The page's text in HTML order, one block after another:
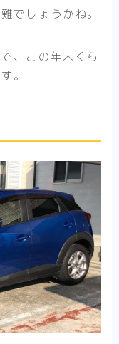
でしょうかね。
、この年末くら
。